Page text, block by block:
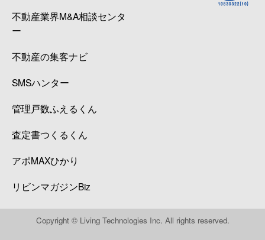
不動産業界M&A相談センタ
ー
不動産の集客ナビ
SMSハンター
管理戸数ふえるくん
査定書つくるくん
アポMAXひかり
リビンマガジンBiz
Copyright © Living Technologies Inc. All rights reserved.